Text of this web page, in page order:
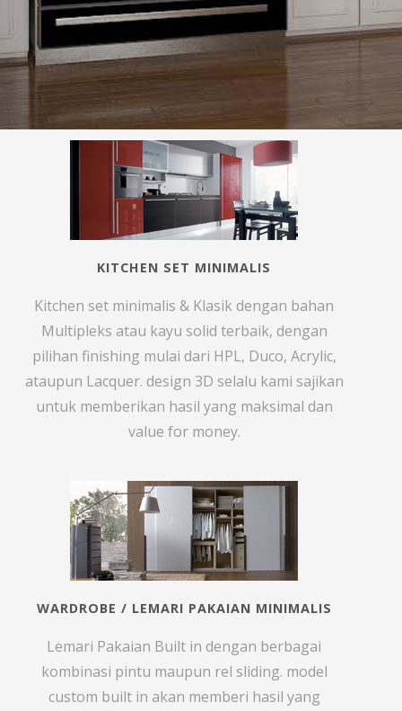
KITCHEN SET MINIMALIS
Kitchen set minimalis & Klasik dengan bahan
Multipleks atau kayu solid terbaik, dengan
pilihan finishing mulai dari HPL, Duco, Acrylic,
ataupun Lacquer. design 3D selalu kami sajikan
untuk memberikan hasil yang maksimal dan
value for money.
WARDROBE / LEMARI PAKAIAN MINIMALIS
Lemari Pakaian Built in dengan berbagai
kombinasi pintu maupun rel sliding. model
custom built in akan memberi hasil yang